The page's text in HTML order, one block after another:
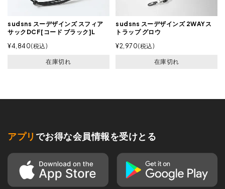
sudsns スーデザインズ スフィア
サックDCF[コード ブラック]L
¥4,840 税込
在庫切れ
sudsns スーデザインズ 2WAYス
トラップ グロウ
¥2,970 税込
在庫切れ
アプリ でお得な会員情報を受けとる